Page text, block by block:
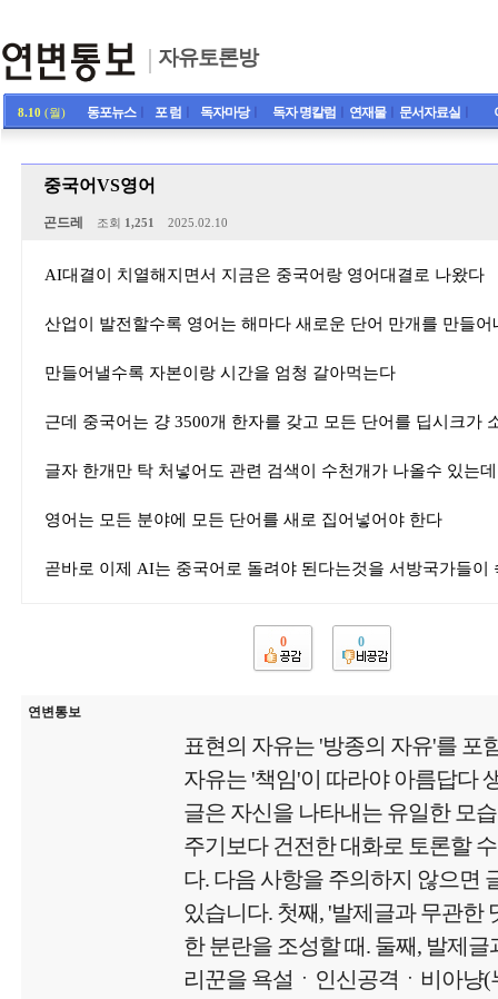
자유토론방
8.10 (월) 동포뉴스ㅣ 포 럼 독자마당ㅣ 독자 명칼럼 연재물ㅣ 문서자료실
중국어VS영어
곤드레 조회 1,251 2025.02.10
AI대결이 치열해지면서 지금은 중국어랑 영어대결로 나왔다
산업이 발전할수록 영어는 해마다 새로운 단어 만개를 만들어
만들어낼수록 자본이랑 시간을 엄청 갈아먹는다
근데 중국어는 걍 3500개 한자를 갖고 모든 단어를 딥시크가
글자 한개만 탁 처넣어도 관련 검색이 수천개가 나올수 있는데
영어는 모든 분야에 모든 단어를 새로 집어넣어야 한다
곧바로 이제 AI는 중국어로 돌려야 된다는것을 서방국가들이
0 0
연변통보
표현의 자유는 '방종의 자유'를 포
자유는 '책임'이 따라야 아름답다
글은 자신을 나타내는 유일한 모
주기보다 건전한 대화로 토론할
다. 다음 사항을 주의하지 않으면
있습니다. 첫째, '발제글과 무관한
한 분란을 조성할 때. 둘째, 발제
리꾼을 욕설ㆍ인신공격ㆍ비아냥